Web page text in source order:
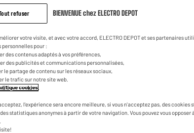
Disque Dur SEAGATE
USB 3.0
★★★★★
★★★★★
Type : Disque Dur Mécanique
refuser BIENVENUE chez ELECTRO DEPOT
votre visite, et avec votre accord, ELECTRO DEPOT et ses partenaires
personnelles pour :
des contenus adaptés à vos préférences,
des publicités et communications personnalisées,
le partage de contenu sur les réseaux sociaux,
le trafic sur notre site web.
cookies
l'expérience sera encore meilleure, si vous n'acceptez pas, des cookies
statistiques anonymes à partir de votre navigation. Vous pouvez vous opposer